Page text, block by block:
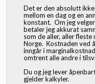
Det er den absolutt
mellom en dag og en
konstant. Om jeg
betaler jeg akkurat
som de aller, aller
Norge. Kostnaden ved
inngår i
omtrent alle andre i
Du og jeg lever
gjelder kalkyler.